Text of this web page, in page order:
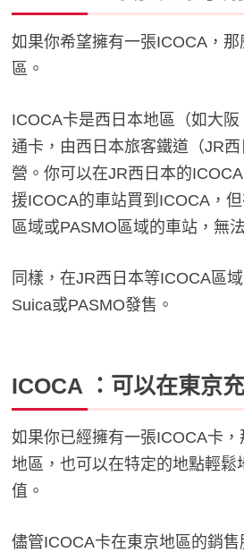
如果你希望擁有一張ICOCA，
區。
ICOCA卡是西日本地區（如大
通卡，由西日本旅客鐵道（JR
營。你可以在JR西日本的
援ICOCA的車站買到ICOCA，
區域或PASMO區域的車站，無
同樣，在JR西日本等ICOCA區
Suica或PASMO發售。
ICOCA ：可以在東京
如果你已經擁有一張ICOCA卡
地區，也可以在特定的地點輕鬆
值。
儘管ICOCA卡在東京地區的銷